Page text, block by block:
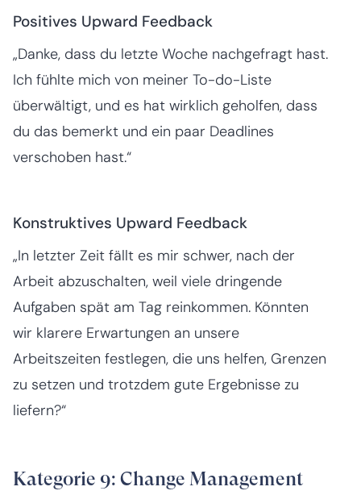
Positives Upward Feedback
„Danke, dass du letzte Woche nachgefragt hast.
Ich fühlte mich von meiner To-do-Liste
überwältigt, und es hat wirklich geholfen, dass
du das bemerkt und ein paar Deadlines
verschoben hast.“
Konstruktives Upward Feedback
„In letzter Zeit fällt es mir schwer, nach der
Arbeit abzuschalten, weil viele dringende
Aufgaben spät am Tag reinkommen. Könnten
wir klarere Erwartungen an unsere
Arbeitszeiten festlegen, die uns helfen, Grenzen
zu setzen und trotzdem gute Ergebnisse zu
liefern?“
Kategorie 9: Change Management